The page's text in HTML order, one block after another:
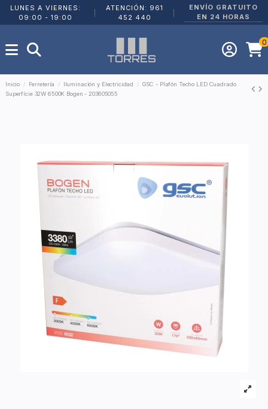
LUNES A VIERNES:
09:00 - 19:00
ATENCIÓN: 961
452 440
ENVÍO GRATUITO
EN 24 HORAS
0
Inicio Ferretería Iluminación y Electricidad
GSC - Plafón Techo LED Cuadrado
Superfície 32W 6500K Bogen - 203605055